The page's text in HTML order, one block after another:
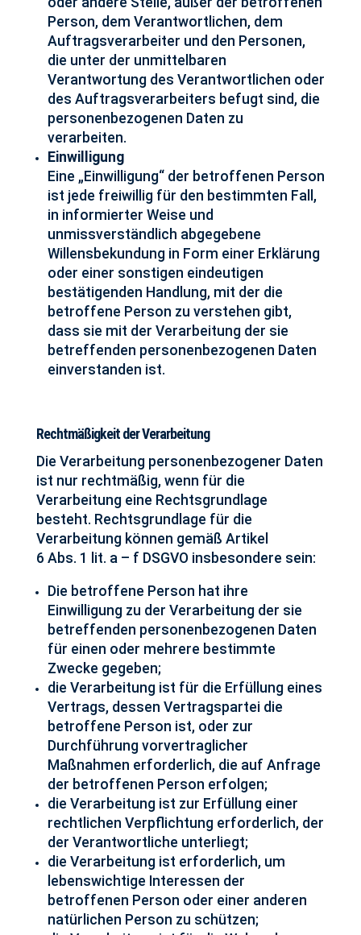
Person, dem Verantwortlichen, dem
Auftragsverarbeiter und den Personen,
die unter der unmittelbaren
Verantwortung des Verantwortlichen oder
des Auftragsverarbeiters befugt sind, die
personenbezogenen Daten zu
verarbeiten.
Einwilligung
Eine „Einwilligung“ der betroffenen Person
ist jede freiwillig für den bestimmten Fall,
in informierter Weise und
unmissverständlich abgegebene
Willensbekundung in Form einer Erklärung
oder einer sonstigen eindeutigen
bestätigenden Handlung, mit der die
betroffene Person zu verstehen gibt,
dass sie mit der Verarbeitung der sie
betreffenden personenbezogenen Daten
einverstanden ist.
Rechtmäßigkeit der Verarbeitung
Die Verarbeitung personenbezogener Daten
ist nur rechtmäßig, wenn für die
Verarbeitung eine Rechtsgrundlage
besteht. Rechtsgrundlage für die
Verarbeitung können gemäß Artikel
6 Abs. 1 lit. a – f DSGVO insbesondere sein:
Die betroffene Person hat ihre
Einwilligung zu der Verarbeitung der sie
betreffenden personenbezogenen Daten
für einen oder mehrere bestimmte
Zwecke gegeben;
die Verarbeitung ist für die Erfüllung eines
Vertrags, dessen Vertragspartei die
betroffene Person ist, oder zur
Durchführung vorvertraglicher
Maßnahmen erforderlich, die auf Anfrage
der betroffenen Person erfolgen;
die Verarbeitung ist zur Erfüllung einer
rechtlichen Verpflichtung erforderlich, der
der Verantwortliche unterliegt;
die Verarbeitung ist erforderlich, um
lebenswichtige Interessen der
betroffenen Person oder einer anderen
natürlichen Person zu schützen;